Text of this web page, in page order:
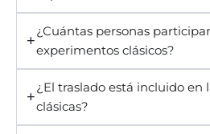
¿Cuántas personas
experimentos clásicos?
¿El traslado está incluido en
clásicas?